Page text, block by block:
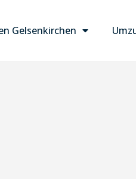
Gelsenkirchen